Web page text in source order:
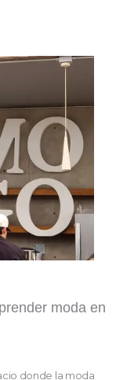
moda en
donde la moda